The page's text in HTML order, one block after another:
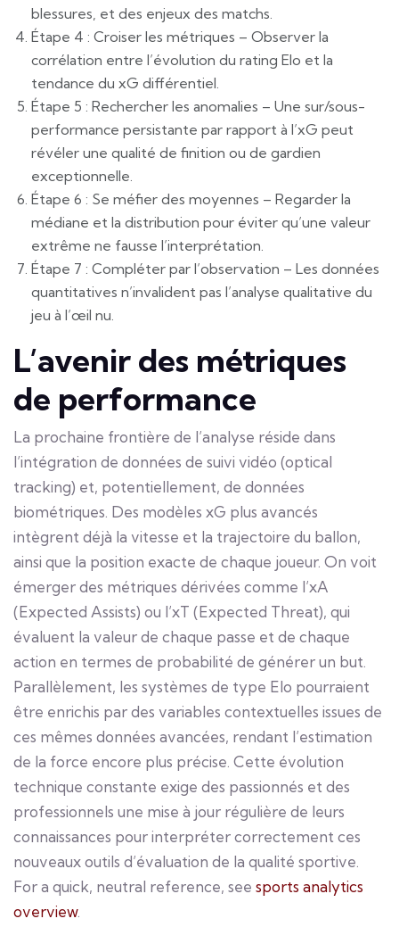
blessures, et des enjeux des matchs.
Étape 4 : Croiser les métriques – Observer la
corrélation entre l’évolution du rating Elo et la
tendance du xG différentiel.
Étape 5 : Rechercher les anomalies – Une sur/sous-
performance persistante par rapport à l’xG peut
révéler une qualité de finition ou de gardien
exceptionnelle.
Étape 6 : Se méfier des moyennes – Regarder la
médiane et la distribution pour éviter qu’une valeur
extrême ne fausse l’interprétation.
Étape 7 : Compléter par l’observation – Les données
quantitatives n’invalident pas l’analyse qualitative du
jeu à l’œil nu.
L’avenir des métriques
de performance
La prochaine frontière de l’analyse réside dans
l’intégration de données de suivi vidéo (optical
tracking) et, potentiellement, de données
biométriques. Des modèles xG plus avancés
intègrent déjà la vitesse et la trajectoire du ballon,
ainsi que la position exacte de chaque joueur. On voit
émerger des métriques dérivées comme l’xA
(Expected Assists) ou l’xT (Expected Threat), qui
évaluent la valeur de chaque passe et de chaque
action en termes de probabilité de générer un but.
Parallèlement, les systèmes de type Elo pourraient
être enrichis par des variables contextuelles issues de
ces mêmes données avancées, rendant l’estimation
de la force encore plus précise. Cette évolution
technique constante exige des passionnés et des
professionnels une mise à jour régulière de leurs
connaissances pour interpréter correctement ces
nouveaux outils d’évaluation de la qualité sportive.
For a quick, neutral reference, see sports analytics
overview.